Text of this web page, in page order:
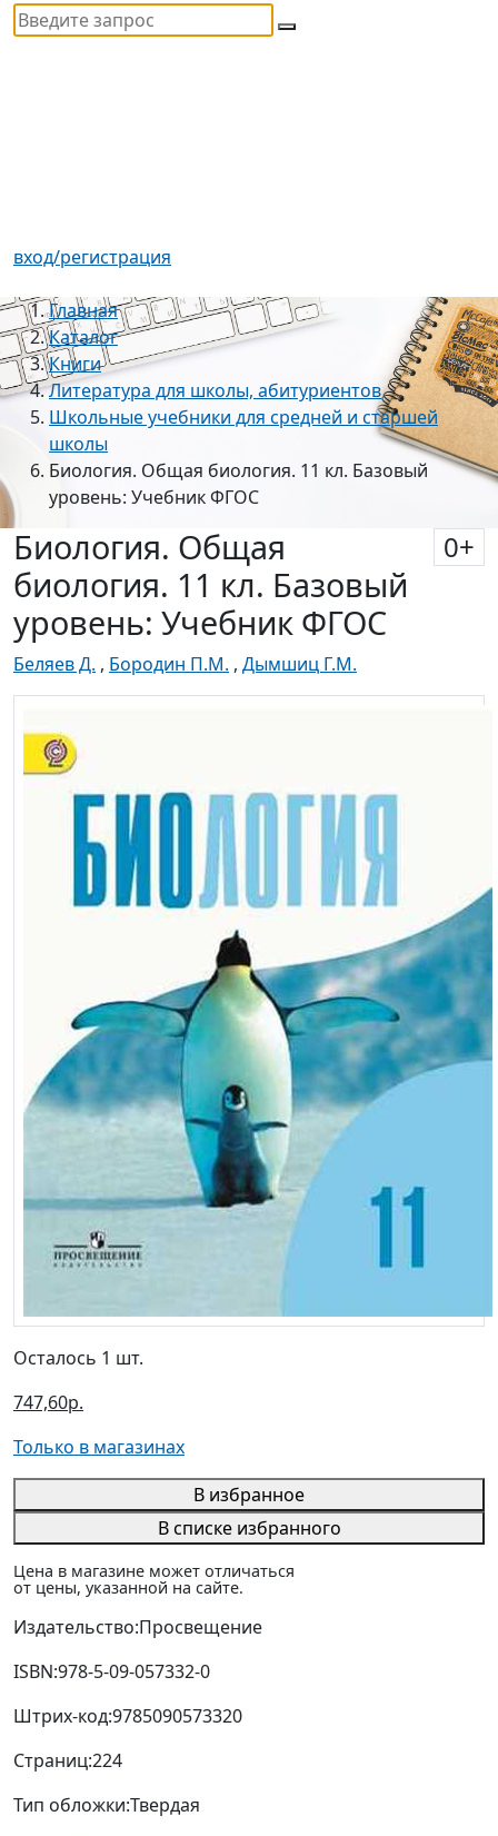
вход/регистрация
Главная
Каталог
Книги
Литература для школы, абитуриентов
Школьные учебники для средней и старшей
школы
Биология. Общая биология. 11 кл. Базовый
уровень: Учебник ФГОС
Биология. Общая
биология. 11 кл. Базовый
уровень: Учебник ФГОС
0+
Беляев Д. , Бородин П.М. , Дымшиц Г.М.
Осталось 1 шт.
747,60р.
Только в магазинах
В избранное
В списке избранного
Цена в магазине может отличаться
от цены, указанной на сайте.
Издательство:Просвещение
ISBN:978-5-09-057332-0
Штрих-код:9785090573320
Страниц:224
Тип обложки:Твердая